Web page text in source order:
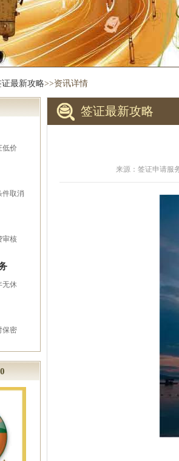
证最新攻略>>资讯详情
低价
件取消
审核
无休
保密
签证最新攻略
来源：签证申请